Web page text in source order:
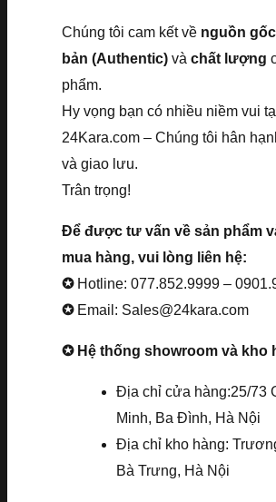
Chúng tôi cam kết về nguồn
bản (Authentic) và chất lượng
phẩm.
Hy vọng bạn có nhiều niềm vui
24Kara.com – Chúng tôi hân
và giao lưu.
Trân trọng!
Để được tư vấn về sản phẩm
mua hàng, vui lòng liên hệ:
✪ Hotline: 077.852.9999 –
✪ Email: Sales@24kara.com
✪ Hệ thống showroom và kho
Địa chỉ cửa hàng:25/73
Minh, Ba Đình, Hà Nội
Địa chỉ kho hàng:
Bà Trưng, Hà Nội